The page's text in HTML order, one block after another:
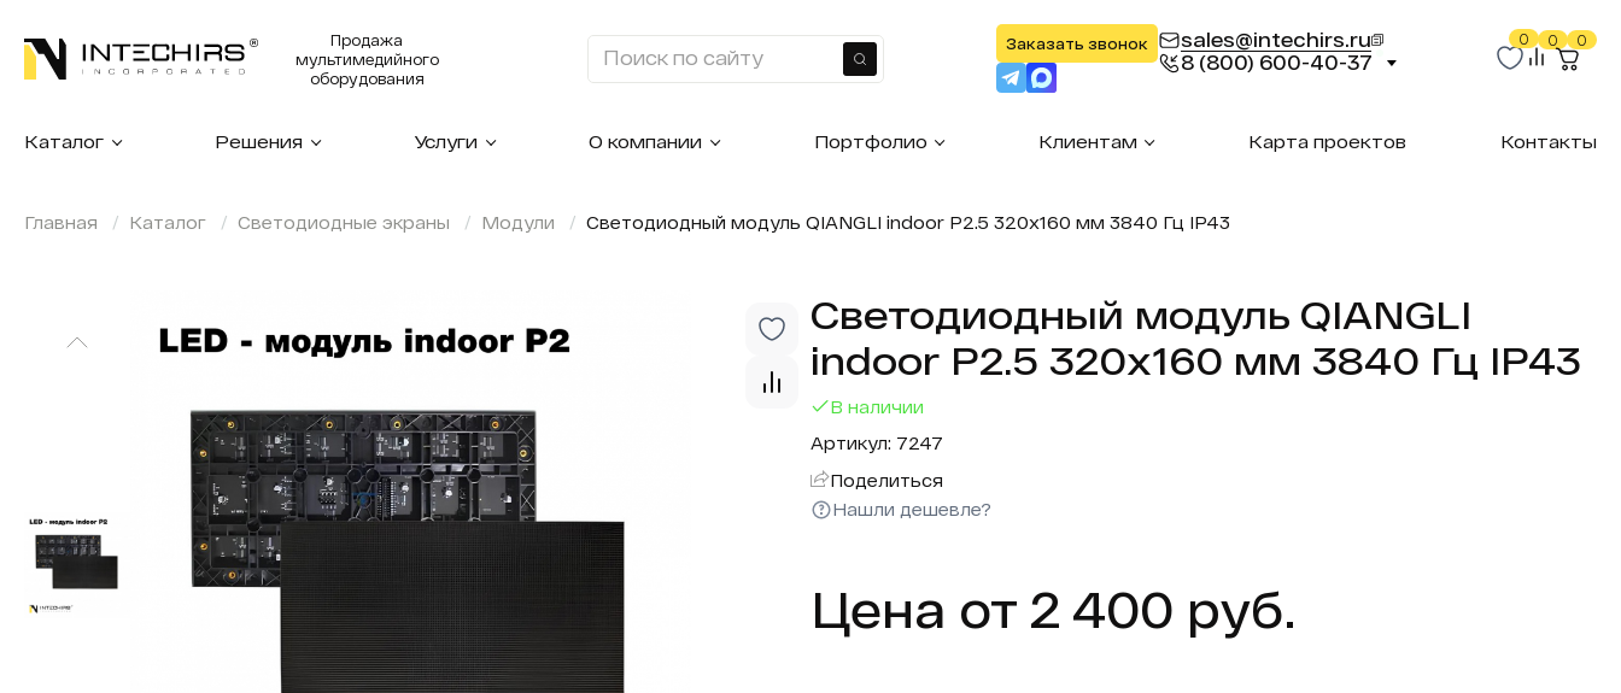
Продажа
мультимедийного
оборудования
Найти
Заказать звонок
sales@intechirs.ru
8 (800) 600-40-37
0 0 0
Каталог Решения Услуги О компании Портфолио Клиентам Карта проектов Контакты
Главная Каталог Светодиодные экраны Модули Светодиодный модуль QIANGLI indoor P2.5 320х160 мм 3840 Гц IP43
Светодиодный модуль QIANGLI
indoor P2.5 320х160 мм 3840 Гц IP43
В наличии
Артикул: 7247
Поделиться
Нашли дешевле?
Цена от 2 400 руб.